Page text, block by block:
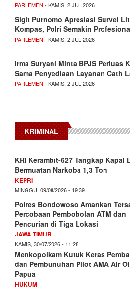
PARLEMEN - KAMIS, 2 JUL 2026
Sigit Purnomo Apresiasi Survei
Kompas, Polri Semakin
PARLEMEN - KAMIS, 2 JUL 2026
Irma Suryani Minta BPJS Perluas
Sama Penyediaan Layanan Cath
PARLEMEN - KAMIS, 2 JUL 2026
KRIMINAL
KRI Kerambit-627 Tangkap Kapal
Bermuatan Narkoba 1,3 Ton
KEPRI
MINGGU, 09/08/2026 - 19:39
Polres Bondowoso Amankan
Percobaan Pembobolan ATM dan
Pencurian di Tiga Lokasi
JAWA TIMUR
KAMIS, 30/07/2026 - 11:28
Menkopolkam Kutuk Keras
dan Pembunuhan Pilot AMA Air
Papua
HUKUM